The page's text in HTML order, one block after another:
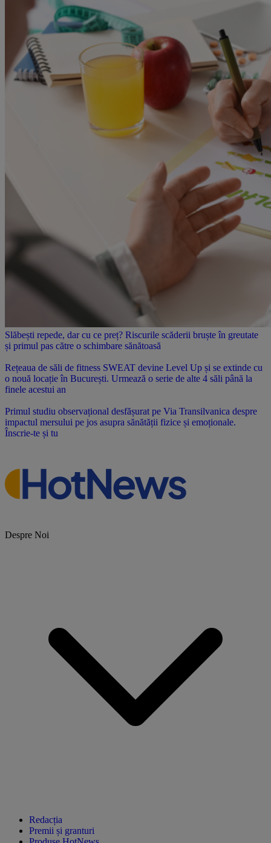
Slăbești repede, dar cu ce preț? Riscurile scăderii bruște în greutate
și primul pas către o schimbare sănătoasă
Rețeaua de săli de fitness SWEAT devine Level Up și se extinde cu
o nouă locație în București. Urmează o serie de alte 4 săli până la
finele acestui an
Primul studiu observațional desfășurat pe Via Transilvanica despre
impactul mersului pe jos asupra sănătății fizice și emoționale.
Înscrie-te și tu
Despre Noi
Redacția
Premii și granturi